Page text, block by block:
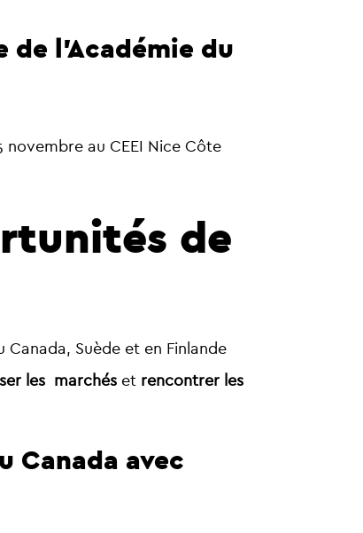
l’Académie du
au CEEI Nice Côte
de
Suède et en Finlande
les marchés et rencontrer les
Canada avec